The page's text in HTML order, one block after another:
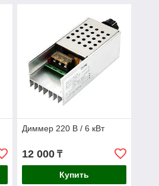
Диммер 220 В / 6 кВт
12 000₸
Купить